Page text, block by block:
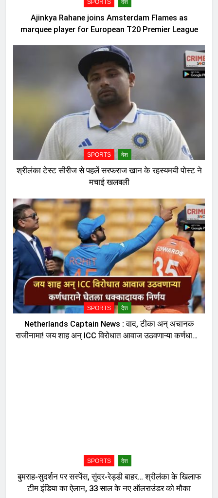
SPORTS देश
Ajinkya Rahane joins Amsterdam Flames as
marquee player for European T20 Premier League
SPORTS देश
श्रीलंका टेस्ट सीरीज से पहलें सरफराज खान के रहस्यमयी पोस्ट ने
मचाई खलबली
SPORTS देश
Netherlands Captain News : वाद, टीका अन् अचानक
राजीनामा! जय शाह अन् ICC विरोधात आवाज उठवणाऱ्या कर्णधाराने
SPORTS देश
बुमराह-सुदर्शन पर सस्पेंस, सुंदर-रेड्डी बाहर… श्रीलंका के खिलाफ
टीम इंडिया का ऐलान, 33 साल के नए ऑलराउंडर को मौका